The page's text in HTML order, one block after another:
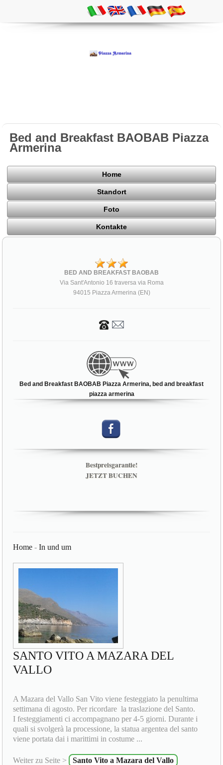
Bed and Breakfast BAOBAB Piazza
Armerina
Home
Standort
Foto
Kontakte
BED AND BREAKFAST BAOBAB
Via Sant'Antonio 16 traversa via Roma
94015 Piazza Armerina (EN)
Bed and Breakfast BAOBAB Piazza Armerina, bed and breakfast
piazza armerina
Bestpreisgarantie!
JETZT BUCHEN
Home -In und um
SANTO VITO A MAZARA DEL
VALLO
A Mazara del Vallo San Vito viene festeggiato la penultima
settimana di agosto. Per ricordare la traslazione del Santo.
I festeggiamenti ci accompagnano per 4-5 giorni. Durante i
quali si svolgerà la processione, la statua argentea del santo
viene portata dai i marittimi in costume ...
Weiter zu Seite > Santo Vito a Mazara del Vallo